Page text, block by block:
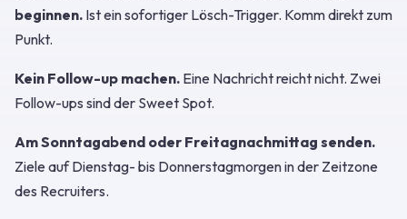
beginnen. Ist ein sofortiger Lösch-Trigger. Komm direkt zum
Punkt.
Kein Follow-up machen. Eine Nachricht reicht nicht. Zwei
Follow-ups sind der Sweet Spot.
Am Sonntagabend oder Freitagnachmittag senden.
Ziele auf Dienstag- bis Donnerstagmorgen in der Zeitzone
des Recruiters.